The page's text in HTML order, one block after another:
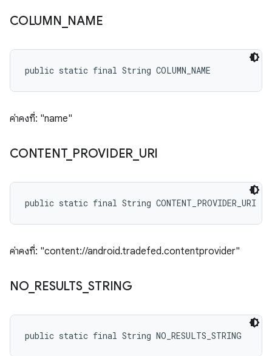
COLUMN NAME
public static final String COLUMN_NAME
ค่าคงที่: "name"
CONTENT_ PROVIDER URI
public static final String CONTENT_PROVIDER_URI
ค่าคงที่: "content://android.tradefed.contentprovider"
NO_ RESULTS_STRING
public static final String NO_RESULTS_STRING